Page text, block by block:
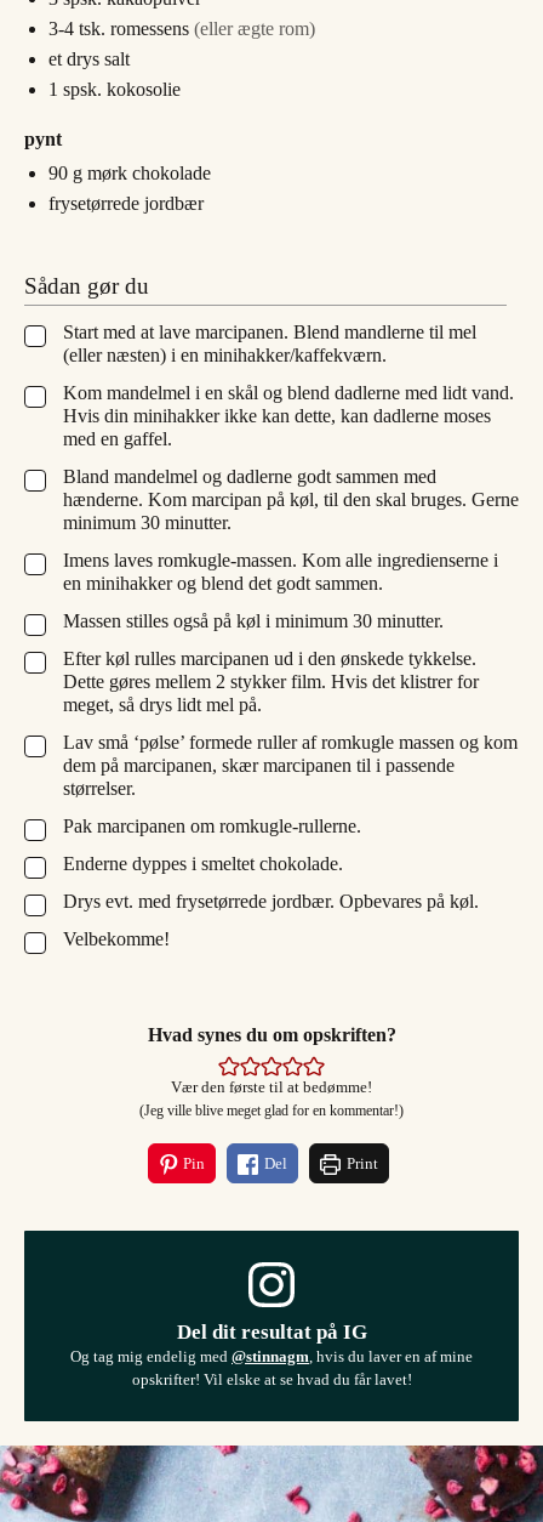
3-4 tsk. romessens (eller ægte rom)
et drys salt
1 spsk. kokosolie
pynt
90 g mørk chokolade
frysetørrede jordbær
Sådan gør du
▢
Start med at lave marcipanen. Blend mandlerne til mel
(eller næsten) i en minihakker/kaffekværn.
▢
Kom mandelmel i en skål og blend dadlerne med lidt vand.
Hvis din minihakker ikke kan dette, kan dadlerne moses
med en gaffel.
▢
Bland mandelmel og dadlerne godt sammen med
hænderne. Kom marcipan på køl, til den skal bruges. Gerne
minimum 30 minutter.
▢
Imens laves romkugle-massen. Kom alle ingredienserne i
en minihakker og blend det godt sammen.
▢
Massen stilles også på køl i minimum 30 minutter.
▢
Efter køl rulles marcipanen ud i den ønskede tykkelse.
Dette gøres mellem 2 stykker film. Hvis det klistrer for
meget, så drys lidt mel på.
▢
Lav små ‘pølse’ formede ruller af romkugle massen og kom
dem på marcipanen, skær marcipanen til i passende
størrelser.
▢
Pak marcipanen om romkugle-rullerne.
▢
Enderne dyppes i smeltet chokolade.
▢
Drys evt. med frysetørrede jordbær. Opbevares på køl.
▢
Velbekomme!
Hvad synes du om opskriften?
Vær den første til at bedømme!
(Jeg ville blive meget glad for en kommentar!)
Pin Del Print
Del dit resultat på IG
Og tag mig endelig med @stinnagm, hvis du laver en af mine
opskrifter! Vil elske at se hvad du får lavet!